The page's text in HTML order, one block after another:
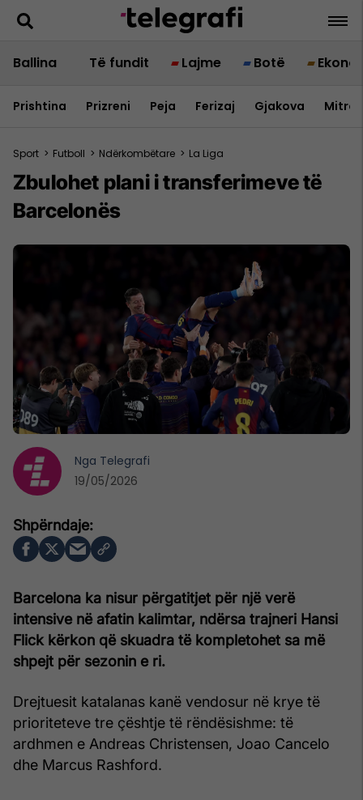
Ballina Të fundit Lajme Botë
Prishtina Prizreni Peja Ferizaj Gjakova
Sport > Futboll > Ndërkombëtare > La Liga
Zbulohet plani i transferimeve të
Barcelonës
Barcelona ka nisur përgatitjet për një verë
intensive në afatin kalimtar, ndërsa trajneri Hansi
Flick kërkon që skuadra të kompletohet sa më
shpejt për sezonin e ri.
Drejtuesit katalanas kanë vendosur në krye të
prioriteteve tre çështje të rëndësishme: të
ardhmen e Andreas Christensen, Joao Cancelo
dhe Marcus Rashford.
Nga Telegrafi
19/05/2026